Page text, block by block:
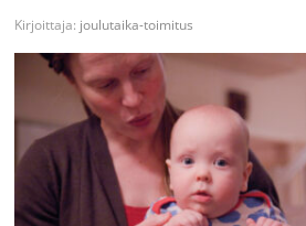
Kirjoittaja: joulutaika-toimitus